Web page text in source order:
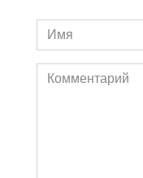
Имя
*
Комментарий